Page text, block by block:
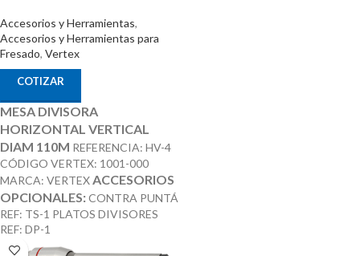
Accesorios y Herramientas,
Accesorios y Herramientas para
Fresado, Vertex
COTIZAR
MESA DIVISORA
HORIZONTAL VERTICAL
DIAM 110M REFERENCIA: HV-4
CÓDIGO VERTEX: 1001-000
MARCA: VERTEXACCESORIOS
OPCIONALES:CONTRA PUNTÁ
REF: TS-1 PLATOS DIVISORES
REF: DP-1